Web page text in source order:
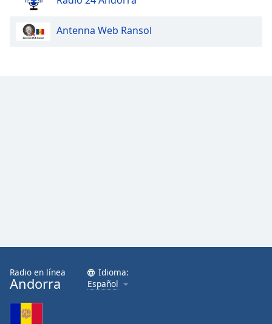
dialog
Antenna Web Ransol
Radio en línea
Andorra
Idioma:
Español